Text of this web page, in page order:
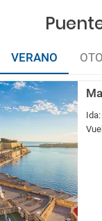
VERANO
Ida: